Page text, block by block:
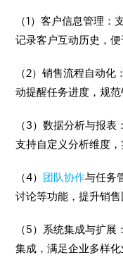
（1）客户信息管理
记录客户互动历史，便
（2）销售流程自动
动提醒任务进度，规范
（3）数据分析与报表
支持自定义分析维度，
（4） 团队协作与任务
讨论等功能，提升销售
（5）系统集成与扩
集成，满足企业多样